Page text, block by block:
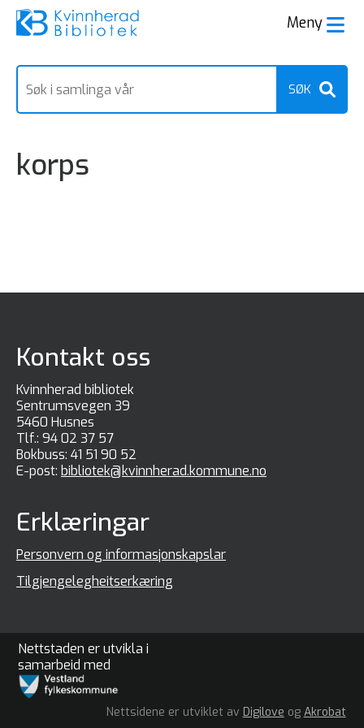
Meny
etter
korps
Kontakt oss
Kvinnherad bibliotek
Sentrumsvegen 39
5460 Husnes
Tlf.: 94 02 37 57
Bokbuss: 41 51 90 52
E-post: bibliotek@kvinnherad.kommune.no
Erklæringar
Personvern og informasjonskapslar
Tilgjengelegheitserkæring
Nettstaden er utvikla i
samarbeid med
Nettsidene er utviklet av Digilove og Akrobat